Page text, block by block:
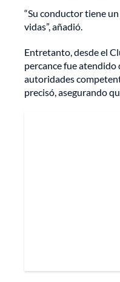
“Su conductor tiene un
vidas”, añadió.
Entretanto, desde el
percance fue atendido
autoridades
precisó, asegurando